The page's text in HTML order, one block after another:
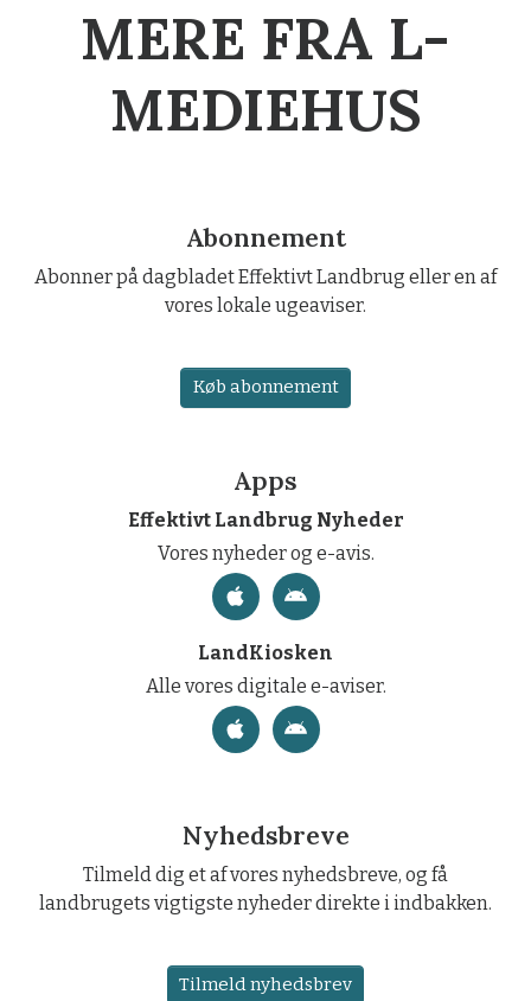
MERE FRA L-
MEDIEHUS
Abonnement
Abonner på dagbladet Effektivt Landbrug eller en af
vores lokale ugeaviser.
Køb abonnement
Apps
Effektivt Landbrug Nyheder
Vores nyheder og e-avis.
LandKiosken
Alle vores digitale e-aviser.
Nyhedsbreve
Tilmeld dig et af vores nyhedsbreve, og få
landbrugets vigtigste nyheder direkte i indbakken.
Tilmeld nyhedsbrev